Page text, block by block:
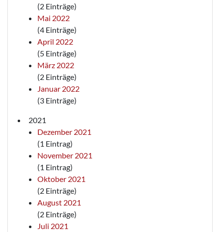
(2 Einträge)
Mai 2022
(4 Einträge)
April 2022
(5 Einträge)
März 2022
(2 Einträge)
Januar 2022
(3 Einträge)
2021
Dezember 2021
(1 Eintrag)
November 2021
(1 Eintrag)
Oktober 2021
(2 Einträge)
August 2021
(2 Einträge)
Juli 2021